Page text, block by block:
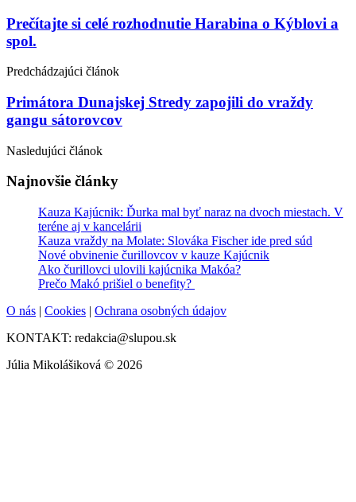
Post
navigation
Prečítajte si celé rozhodnutie Harabina o Kýblovi a
spol.
Predchádzajúci článok
Primátora Dunajskej Stredy zapojili do vraždy
gangu sátorovcov
Nasledujúci článok
Najnovšie články
Kauza Kajúcnik: Ďurka mal byť naraz na dvoch miestach. V
teréne aj v kancelárii
Kauza vraždy na Molate: Slováka Fischer ide pred súd
Nové obvinenie čurillovcov v kauze Kajúcnik
Ako čurillovci ulovili kajúcnika Makóa?
Prečo Makó prišiel o benefity?
O nás | Cookies | Ochrana osobných údajov
KONTAKT: redakcia@slupou.sk
Júlia Mikolášiková © 2026